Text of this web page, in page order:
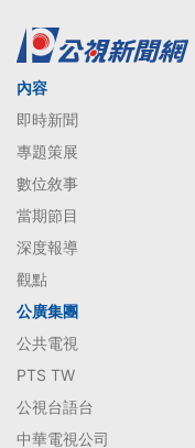
內容
即時新聞
專題策展
數位敘事
當期節目
深度報導
觀點
公廣集團
公共電視
PTS TW
公視台語台
中華電視公司